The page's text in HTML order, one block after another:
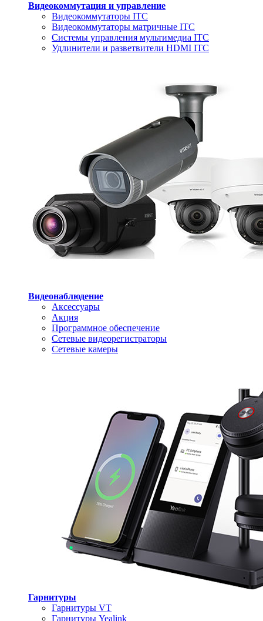
Видеокоммутация и управление
Видеокоммутаторы ITC
Видеокоммутаторы матричные ITC
Системы управления мультимедиа ITC
Удлинители и разветвители HDMI ITC
Видеонаблюдение
Аксессуары
Акция
Программное обеспечение
Сетевые видеорегистраторы
Сетевые камеры
Гарнитуры
Гарнитуры VT
Гарнитуры Yealink